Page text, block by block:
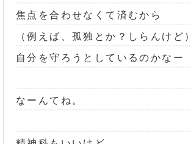
焦点を合わせなくて済むから
（例えば、孤独とか？しらんけど）
自分を守ろうとしているのかなー
なーんてね。